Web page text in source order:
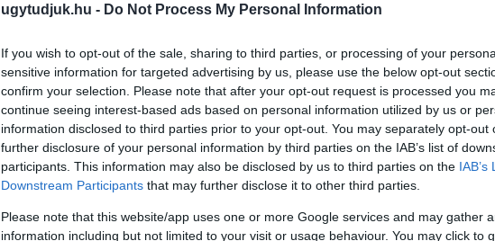
ugytudjuk.hu - Do Not Process My Personal Information
If you wish to opt-out of the sale, sharing to third parties, or processing of your
sensitive information for targeted advertising by us, please use the below opt-out
confirm your selection. Please note that after your opt-out request is processed you
continue seeing interest-based ads based on personal information utilized by us or
information disclosed to third parties prior to your opt-out. You may separately opt-out
further disclosure of your personal information by third parties on the IAB’s list of
participants. This information may also be disclosed by us to third parties on the IAB’s
Downstream Participants that may further disclose it to other third parties.
Please note that this website/app uses one or more Google services and may gather
information including but not limited to your visit or usage behaviour. You may click to